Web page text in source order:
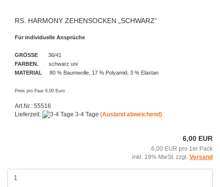
RS. HARMONY ZEHENSOCKEN „SCHWARZ“
Für individuelle Ansprüche
GRÖSSE 36/41
FARBEN.
schwarz uni
MATERIAL 80 % Baumwolle, 17 % Polyamid, 3 % Elastan
Preis pro Paar 6,00 Euro
Art.Nr.: 55516
Lieferzeit:
3-4 Tage (Ausland abweichend)
6,00 EUR
6,00 EUR pro 1er Pack
inkl. 19% MwSt. zzgl. Versand